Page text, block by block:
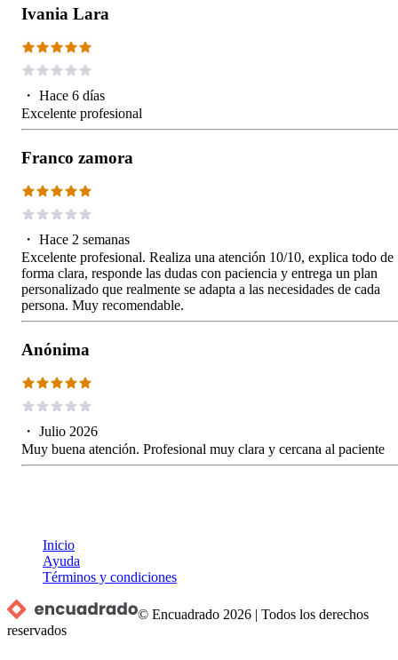
Ivania Lara
・ Hace 6 días
Excelente profesional
Franco zamora
・ Hace 2 semanas
Excelente profesional. Realiza una atención 10/10, explica todo de
forma clara, responde las dudas con paciencia y entrega un plan
personalizado que realmente se adapta a las necesidades de cada
persona. Muy recomendable.
Anónima
・ Julio 2026
Muy buena atención. Profesional muy clara y cercana al paciente
Inicio
Ayuda
Términos y condiciones
© Encuadrado 2026 |Todos los derechos
reservados